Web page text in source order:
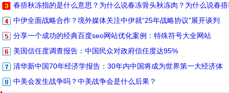
春捂秋冻指的是什么意思？为什么说春冻骨头秋冻肉？为什么说春
中伊全面战略合作？境外媒体关注中伊就“25年战略协议”展开谈判
分享一个成功的经典百度seo网站优化案例：特殊符号大全网站
美国信任度调查报告：中国民众对政府信任度达95%
清华新中国70年经济学报告：30年内中国将成为世界第一大经济体
中美会发生战争吗？中美战争会是什么后果？